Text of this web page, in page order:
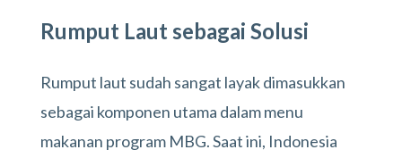
Rumput Laut sebagai Solusi
Rumput laut sudah sangat layak dimasukkan
sebagai komponen utama dalam menu
makanan program MBG. Saat ini, Indonesia